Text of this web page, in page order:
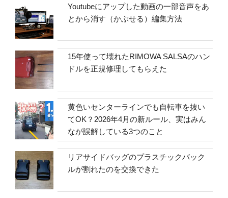
Youtubeにアップした動画の一部音声をあ
とから消す（かぶせる）編集方法
15年使って壊れたRIMOWA SALSAのハン
ドルを正規修理してもらえた
黄色いセンターラインでも自転車を抜い
てOK？2026年4月の新ルール、実はみん
なが誤解している3つのこと
リアサイドバッグのプラスチックバック
ルが割れたのを交換できた